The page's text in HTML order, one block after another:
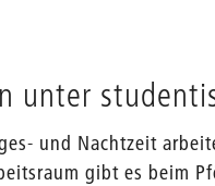
unter
und Nachtzeit
gibt es beim